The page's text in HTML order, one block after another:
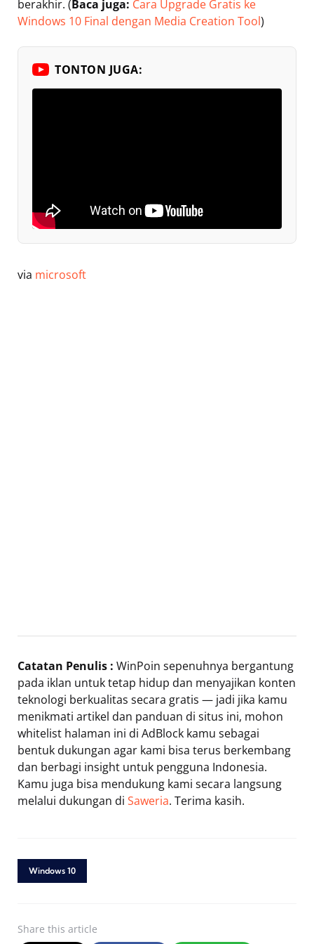
berakhir. (Baca juga: Cara Upgrade Gratis ke
Windows 10 Final dengan Media Creation Tool)
TONTON JUGA:
via microsoft
Catatan Penulis : WinPoin sepenuhnya bergantung
pada iklan untuk tetap hidup dan menyajikan konten
teknologi berkualitas secara gratis — jadi jika kamu
menikmati artikel dan panduan di situs ini, mohon
whitelist halaman ini di AdBlock kamu sebagai
bentuk dukungan agar kami bisa terus berkembang
dan berbagi insight untuk pengguna Indonesia.
Kamu juga bisa mendukung kami secara langsung
melalui dukungan di Saweria. Terima kasih.
Windows 10
Share this article